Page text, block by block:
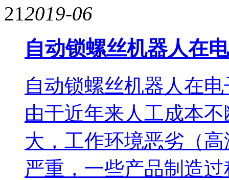
212019-06
自动锁螺丝机器人在
自动锁螺丝机器人在
由于近年来人工成本
大，工作环境恶劣（
严重，一些产品制造